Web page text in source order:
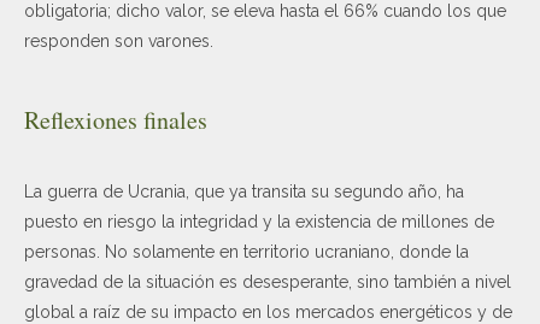
obligatoria; dicho valor, se eleva hasta el 66% cuando los que
responden son varones.
Reflexiones finales
La guerra de Ucrania, que ya transita su segundo año, ha
puesto en riesgo la integridad y la existencia de millones de
personas. No solamente en territorio ucraniano, donde la
gravedad de la situación es desesperante, sino también a nivel
global a raíz de su impacto en los mercados energéticos y de